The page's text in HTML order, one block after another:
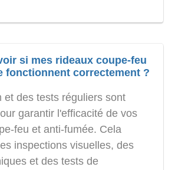
si mes rideaux coupe-feu
fonctionnent correctement ?
et des tests réguliers sont
garantir l'efficacité de vos
feu et anti-fumée. Cela
inspections visuelles, des
et des tests de